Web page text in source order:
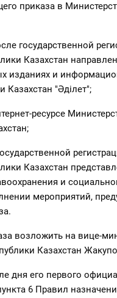
приказа в
государственной
Казахстан
изданиях и
"Әділет";
ресурсе
Казахстан
и
мероприятий,
возложить на вице-
Казахстан
дня его первого
6 Правил